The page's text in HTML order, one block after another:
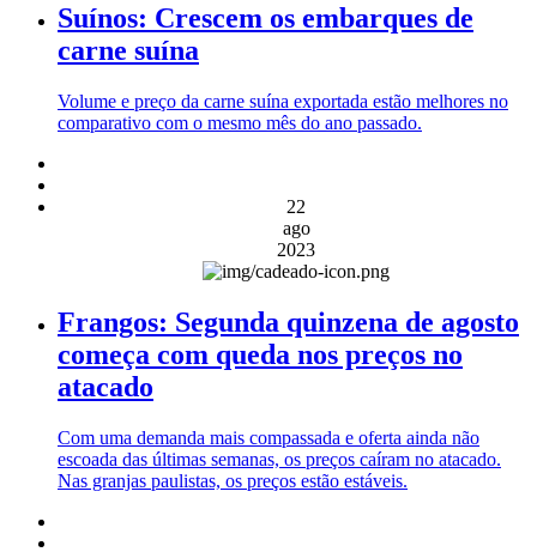
Suínos: Crescem os embarques de
carne suína
Volume e preço da carne suína exportada estão melhores no
comparativo com o mesmo mês do ano passado.
22
ago
2023
Frangos: Segunda quinzena de agosto
começa com queda nos preços no
atacado
Com uma demanda mais compassada e oferta ainda não
escoada das últimas semanas, os preços caíram no atacado.
Nas granjas paulistas, os preços estão estáveis.